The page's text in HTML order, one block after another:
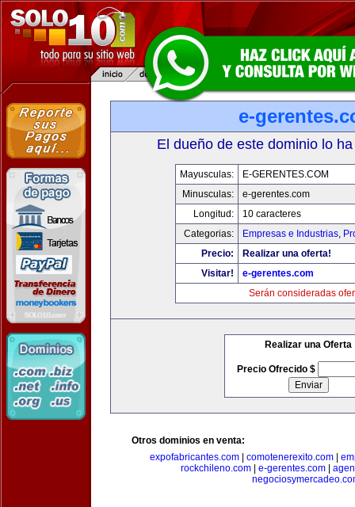
e-
El dueño de este dominio lo
Mayusculas:
E-GERENTES.COM
Minusculas:
e-gerentes.com
Longitud:
10 caracteres
Categorias:
Empresas e Industrias,
Precio:
Realizar una oferta!
Visitar!
e-gerentes.com
Serán consideradas
Realizar una Oferta
Precio Ofrecido $
Otros dominios en venta:
expofabricantes.com| comotenerexito.com|
rockchileno.com| e-gerentes.com|